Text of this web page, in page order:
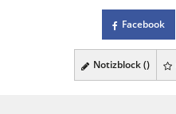
Facebook
Notizblock ()